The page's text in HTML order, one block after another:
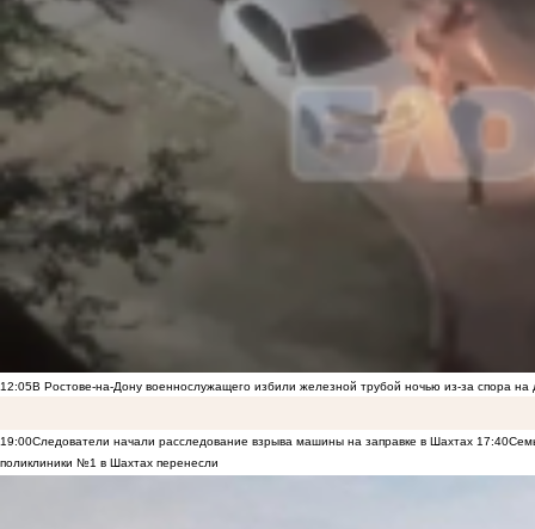
12:05В Ростове-на-Дону военнослужащего избили железной трубой ночью из-за спора на
19:00Следователи начали расследование взрыва машины на заправке в Шахтах 17:40
поликлиники №1 в Шахтах перенесли